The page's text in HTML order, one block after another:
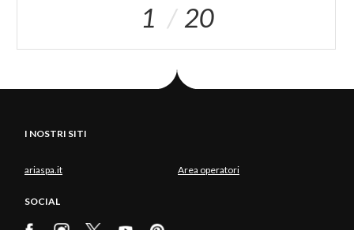
1 20
I NOSTRI SITI
ariaspa.it Area operatori
SOCIAL